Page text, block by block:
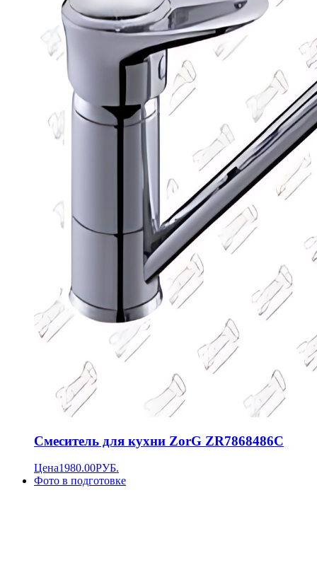
Смеситель для кухни ZorG ZR7868486C
Цена1980.00РУБ.
Фото в подготовке